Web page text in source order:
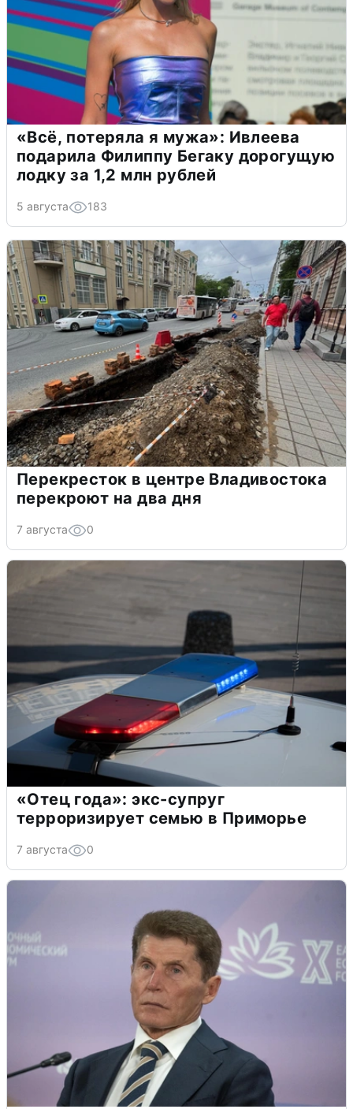
«Всё, потеряла я мужа»: Ивлеева
подарила Филиппу Бегаку дорогущую
лодку за 1,2 млн рублей
5 августа 183
Перекресток в центре Владивостока
перекроют на два дня
7 августа 0
«Отец года»: экс-супруг
терроризирует семью в Приморье
7 августа 0